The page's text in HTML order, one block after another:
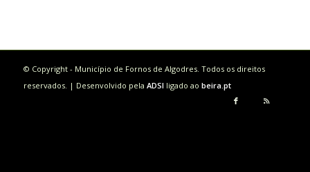
© Copyright - Município de Fornos de Algodres. Todos os direitos
reservados. | Desenvolvido pela ADSI ligado ao beira.pt